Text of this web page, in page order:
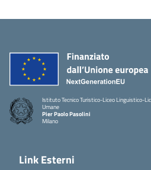
Istituto Tecnico Turistico-Liceo Linguistico-
Umane
Pier Paolo Pasolini
Milano
Link Esterni